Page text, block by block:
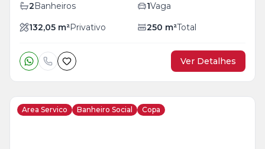
2Banheiros 1Vaga
132,05 m²Privativo 250 m²Total
Ver Detalhes
Area Servico Banheiro Social Copa